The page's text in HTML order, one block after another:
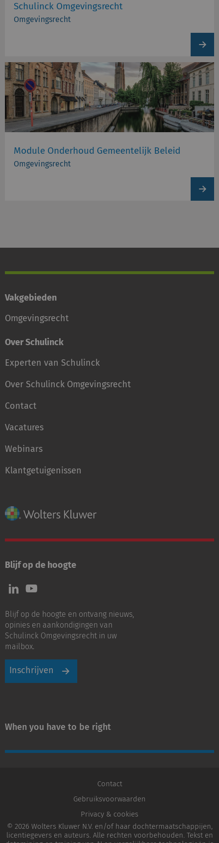
Schulinck Omgevingsrecht
Omgevingsrecht
Module Onderhoud Gemeentelijk Beleid
Omgevingsrecht
Vakgebieden
Omgevingsrecht
Over Schulinck
Experten van Schulinck
Over Schulinck Omgevingsrecht
Contact
Vacatures
Webinars
Klantgetuigenissen
Blijf op de hoogte
Volg
ons
LinkedIn
Volg
ons
Youtube
Blijf op de hoogte en ontvang nieuws,
opinies en aankondigingen van
Schulinck Omgevingsrecht in uw
mailbox.
Inschrijven
When you have to be right
Contact
Gebruiksvoorwaarden
Privacy & cookies
© 2026 Wolters Kluwer N.V. en/of haar dochtermaatschappijen,
licentiegevers en auteurs. Alle rechten voorbehouden. Tekst en